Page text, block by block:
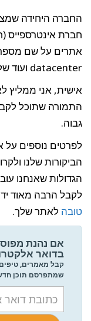
החברה היחידה
חברת אינטרספייס
datacenter ועוד שלל דומיינים אחרים).
אישית, אני ממליץ
התמורה שתוכל
גבוה.
לפרטים נוספים על
הביקורות שלנו
הגדולות שאנחנו
לקבל הרבה מאוד
טובה לאתר שלך.
אם נהנת
בדואר
קבל מאמרים,
שמתפרסם תוכן